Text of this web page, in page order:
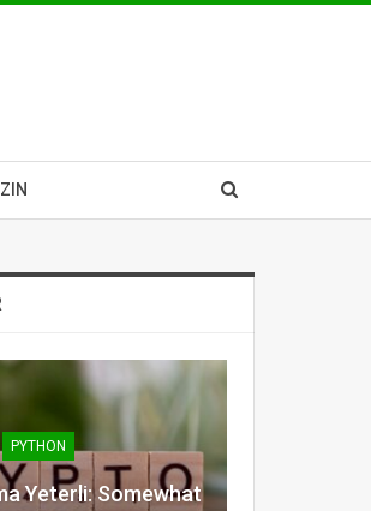
PYTHON
Yeterli: Somewhat